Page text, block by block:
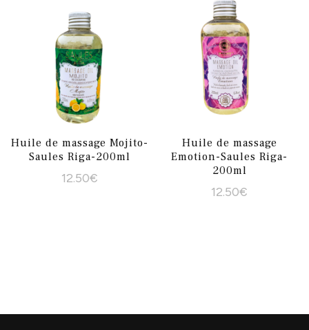
Huile de massage Mojito-
Saules Riga-200ml
12.50€
Huile de massage
Emotion-Saules Riga-
200ml
12.50€